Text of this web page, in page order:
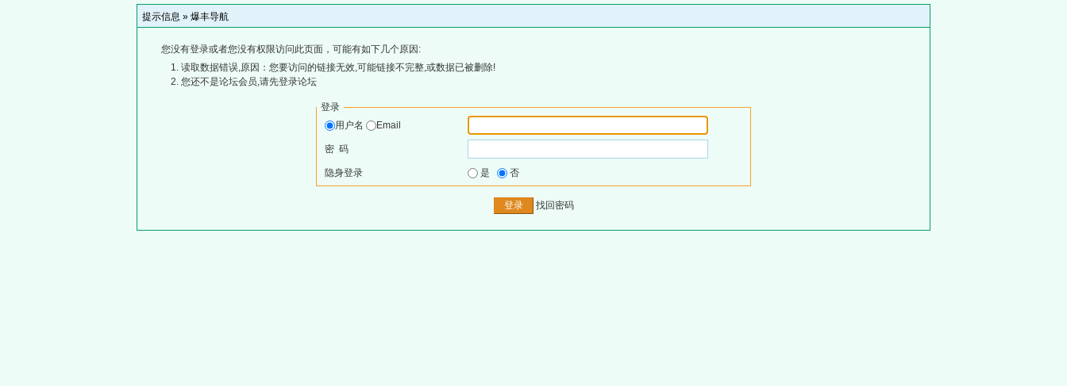
提示信息 » 爆丰导航
您没有登录或者您没有权限访问此页面，可能有如下几个原因:
读取数据错误,原因：您要访问的链接无效,可能链接不完整,或数据已被删除!
您还不是论坛会员,请先登录论坛
登录
用户名
Email
密 码
隐身登录 是 否
找回密码